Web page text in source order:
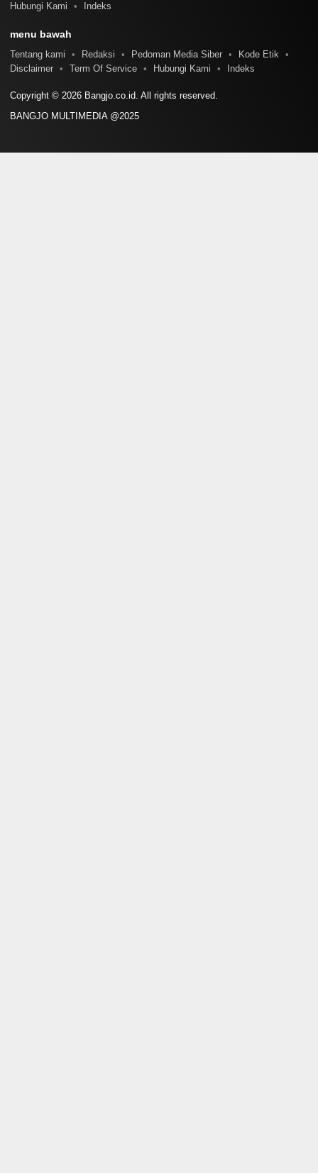
Hubungi Kami
Indeks
menu bawah
Tentang kami Redaksi Pedoman Media Siber
Kode Etik
Disclaimer
Term Of Service Hubungi Kami Indeks
Copyright © 2026 Bangjo.co.id. All rights reserved.
BANGJO MULTIMEDIA @2025